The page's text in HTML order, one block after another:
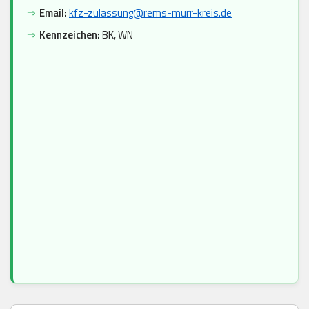
⇒ Email:kfz-zulassung@rems-murr-kreis.de
⇒ Kennzeichen:BK, WN